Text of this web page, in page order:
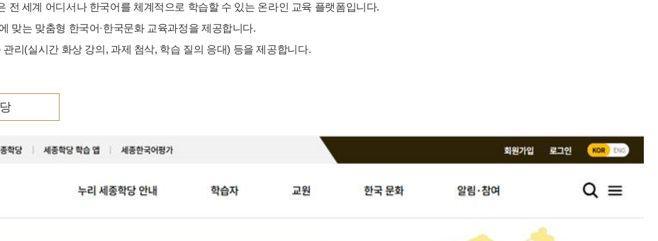
전 세계 어디서나 한국어를 체계적으로 학습할 수 있는 온라인 교육 플랫폼입니다.
맞는 맞춤형 한국어·한국문화 교육과정을 제공합니다.
관리(실시간 화상 강의, 과제 첨삭, 학습 질의 응대) 등을 제공합니다.